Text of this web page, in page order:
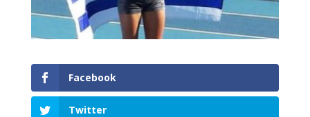
Facebook
Twitter